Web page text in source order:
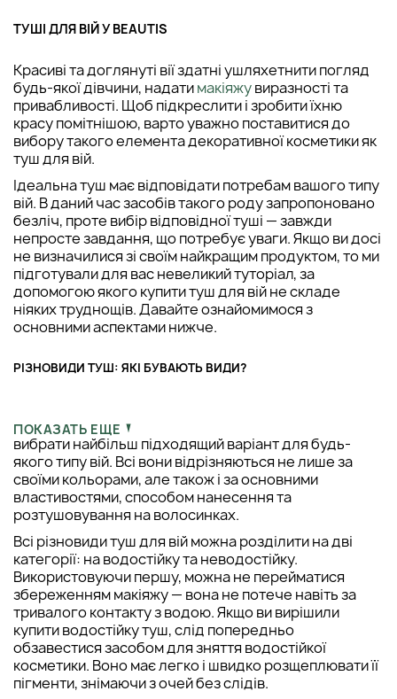
ТУШІ ДЛЯ ВІЙ У BEAUTIS
Красиві та доглянуті вії здатні ушляхетнити погляд
будь-якої дівчини, надатимакіяжувиразності та
привабливості. Щоб підкреслити і зробити їхню
красу помітнішою, варто уважно поставитися до
вибору такого елемента декоративної косметики як
туш для вій.
Ідеальна туш має відповідати потребам вашого типу
вій. В даний час засобів такого роду запропоновано
безліч, проте вибір відповідної туші — завжди
непросте завдання, що потребує уваги. Якщо ви досі
не визначилися зі своїм найкращим продуктом, то ми
підготували для вас невеликий туторіал, за
допомогою якого купити туш для вій не складе
ніяких труднощів. Давайте ознайомимося з
основними аспектами нижче.
РІЗНОВИДИ ТУШ: ЯКІ БУВАЮТЬ ВИДИ?
запропонованого на сучасному ринку, можна легко
вибрати найбільш підходящий варіант для будь-
якого типу вій. Всі вони відрізняються не лише за
своїми кольорами, але також і за основними
властивостями, способом нанесення та
розтушовування на волосинках.
Всі різновиди туш для вій можна розділити на дві
категорії: на водостійку та неводостійку.
Використовуючи першу, можна не перейматися
збереженням макіяжу — вона не потече навіть за
тривалого контакту з водою. Якщо ви вирішили
купити водостійку туш, слід попередньо
обзавестися засобом для зняття водостійкої
косметики. Воно має легко і швидко розщеплювати її
пігменти, знімаючи з очей без слідів.
ПОКАЗАТЬ ЕЩЕ